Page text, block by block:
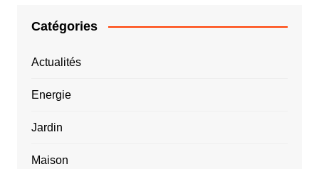
Catégories
Actualités
Energie
Jardin
Maison